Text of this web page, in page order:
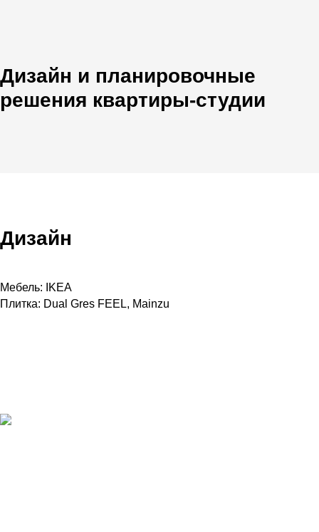
Дизайн и планировочные
решения квартиры-студии
Дизайн
Мебель: IKEA
Плитка: Dual Gres FEEL, Mainzu